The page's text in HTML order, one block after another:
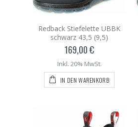
Redback Stiefelette UBBK
schwarz 43,5 (9,5)
169,00 €
Inkl. 20% MwSt.
IN DEN WARENKORB